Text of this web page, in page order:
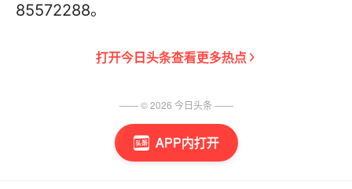
APP内打开
85572288。
打开今日头条查看更多热点
—— ©2026 今日头条 ——